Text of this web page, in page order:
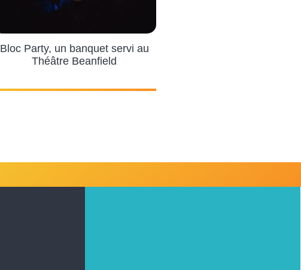
Bloc Party, un banquet servi au
Théâtre Beanfield